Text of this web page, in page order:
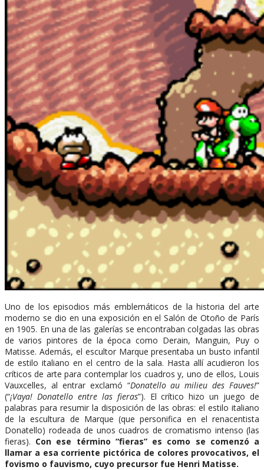
Uno de los episodios más emblemáticos de la historia del arte
moderno se dio en una exposición en el Salón de Otoño de París
en 1905. En una de las galerías se encontraban colgadas las obras
de varios pintores de la época como Derain, Manguin, Puy o
Matisse. Además, el escultor Marque presentaba un busto infantil
de estilo italiano en el centro de la sala. Hasta allí acudieron los
críticos de arte para contemplar los cuadros y, uno de ellos, Louis
Vauxcelles, al entrar exclamó “Donatello au milieu des Fauves!”
(“¡Vaya! Donatello entre las fieras”). El crítico hizo un juego de
palabras para resumir la disposición de las obras: el estilo italiano
de la escultura de Marque (que personifica en el renacentista
Donatello) rodeada de unos cuadros de cromatismo intenso (las
fieras). Con ese término “fieras” es como se comenzó a
llamar a esa corriente pictórica de colores provocativos, el
fovismo o fauvismo, cuyo precursor fue Henri Matisse.